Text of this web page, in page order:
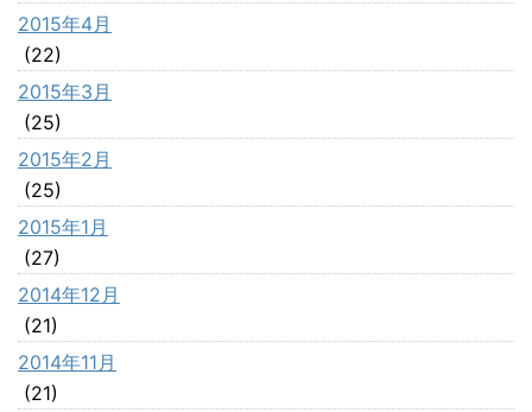
2015年4月
(22)
2015年3月
(25)
2015年2月
(25)
2015年1月
(27)
2014年12月
(21)
2014年11月
(21)